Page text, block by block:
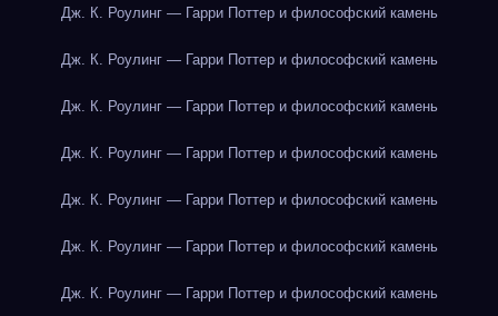
Дж. К. Роулинг — Гарри Поттер и философский камень
Дж. К. Роулинг — Гарри Поттер и философский камень
Дж. К. Роулинг — Гарри Поттер и философский камень
Дж. К. Роулинг — Гарри Поттер и философский камень
Дж. К. Роулинг — Гарри Поттер и философский камень
Дж. К. Роулинг — Гарри Поттер и философский камень
Дж. К. Роулинг — Гарри Поттер и философский камень